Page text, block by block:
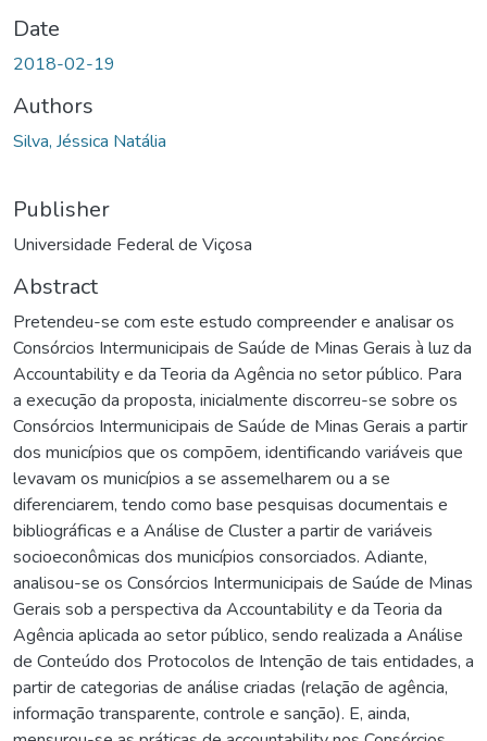
Date
2018-02-19
Authors
Silva, Jéssica Natália
Publisher
Universidade Federal de Viçosa
Abstract
Pretendeu-se com este estudo compreender e analisar os
Consórcios Intermunicipais de Saúde de Minas Gerais à luz da
Accountability e da Teoria da Agência no setor público. Para
a execução da proposta, inicialmente discorreu-se sobre os
Consórcios Intermunicipais de Saúde de Minas Gerais a partir
dos municípios que os compõem, identificando variáveis que
levavam os municípios a se assemelharem ou a se
diferenciarem, tendo como base pesquisas documentais e
bibliográficas e a Análise de Cluster a partir de variáveis
socioeconômicas dos municípios consorciados. Adiante,
analisou-se os Consórcios Intermunicipais de Saúde de Minas
Gerais sob a perspectiva da Accountability e da Teoria da
Agência aplicada ao setor público, sendo realizada a Análise
de Conteúdo dos Protocolos de Intenção de tais entidades, a
partir de categorias de análise criadas (relação de agência,
informação transparente, controle e sanção). E, ainda,